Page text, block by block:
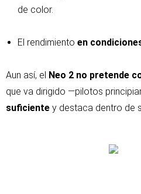
de color.
El rendimiento en
Aun así, el Neo 2 no pretende
que va dirigido —pilotos
suficiente y destaca dentro de